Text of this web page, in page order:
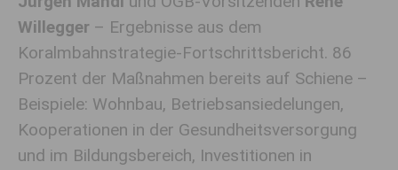
Willegger – Ergebnisse aus dem
Koralmbahnstrategie-Fortschrittsbericht. 86
Prozent der Maßnahmen bereits auf Schiene –
Beispiele: Wohnbau, Betriebsansiedelungen,
Kooperationen in der Gesundheitsversorgung
und im Bildungsbereich, Investitionen in